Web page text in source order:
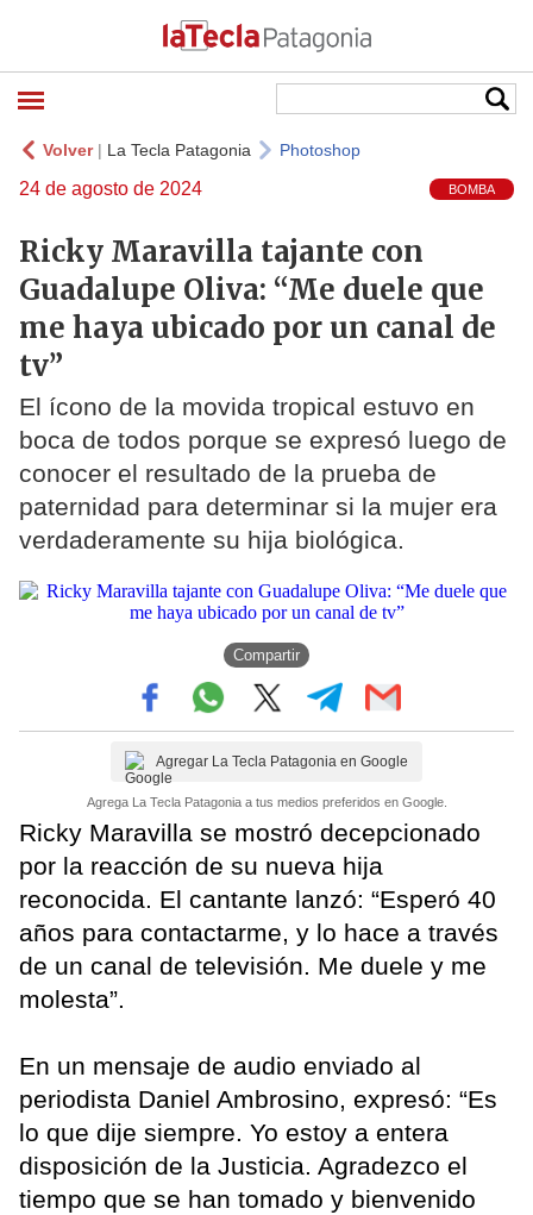
Volver| La Tecla Patagonia Photoshop
24 de agosto de 2024 BOMBA
Ricky Maravilla tajante con
Guadalupe Oliva: “Me duele que
me haya ubicado por un canal de
tv”
El ícono de la movida tropical estuvo en
boca de todos porque se expresó luego de
conocer el resultado de la prueba de
paternidad para determinar si la mujer era
verdaderamente su hija biológica.
Compartir
Agregar La Tecla Patagonia en Google
Agrega La Tecla Patagonia a tus medios preferidos en Google.
Ricky Maravilla se mostró decepcionado
por la reacción de su nueva hija
reconocida. El cantante lanzó: “Esperó 40
años para contactarme, y lo hace a través
de un canal de televisión. Me duele y me
molesta”.
En un mensaje de audio enviado al
periodista Daniel Ambrosino, expresó: “Es
lo que dije siempre. Yo estoy a entera
disposición de la Justicia. Agradezco el
tiempo que se han tomado y bienvenido